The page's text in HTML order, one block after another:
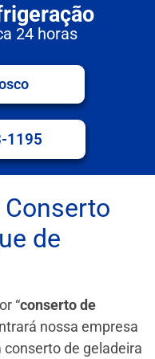
24 horas
1195
Conserto
de
“conserto de
nossa empresa
de geladeira